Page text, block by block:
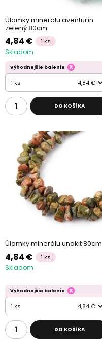
Úlomky minerálu aventurín
zelený 80cm
4,84 € 1 ks
Skladom
Výhodnejšie balenie
1 ks 4,84 €
DO KOŠÍKA
Úlomky minerálu unakit 80cm
4,84 € 1 ks
Skladom
Výhodnejšie balenie
1 ks 4,84 €
DO KOŠÍKA